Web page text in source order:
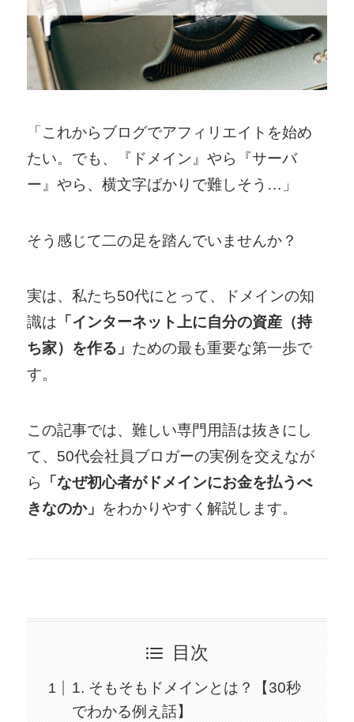
「これからブログでアフィリエイトを始め
たい。でも、『ドメイン』やら『サーバ
ー』やら、横文字ばかりで難しそう…」
そう感じて二の足を踏んでいませんか？
実は、私たち50代にとって、ドメインの知
識は 「インターネット上に自分の資産（持
ち家）を作る」 ための最も重要な第一歩で
す。
この記事では、難しい専門用語は抜きにし
て、50代会社員ブロガーの実例を交えなが
ら
「なぜ初心者がドメインにお金を払うべ
きなのか」 をわかりやすく解説します。
目次
1. そもそもドメインとは？【30秒
でわかる例え話】